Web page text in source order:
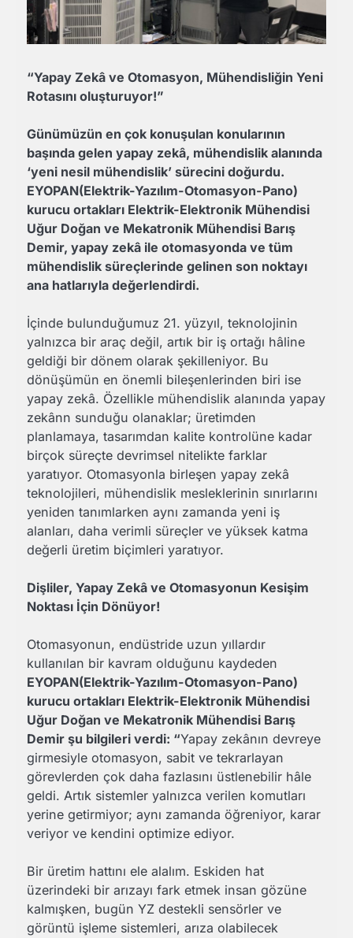
“Yapay Zekâ ve Otomasyon, Mühendisliğin Yeni
Rotasını oluşturuyor!”
Günümüzün en çok konuşulan konularının
başında gelen yapay zekâ, mühendislik alanında
‘yeni nesil mühendislik’ sürecini doğurdu.
EYOPAN(Elektrik-Yazılım-Otomasyon-Pano)
kurucu ortakları Elektrik-Elektronik Mühendisi
Uğur Doğan ve Mekatronik Mühendisi Barış
Demir, yapay zekâ ile otomasyonda ve tüm
mühendislik süreçlerinde gelinen son noktayı
ana hatlarıyla değerlendirdi.
İçinde bulunduğumuz 21. yüzyıl, teknolojinin
yalnızca bir araç değil, artık bir iş ortağı hâline
geldiği bir dönem olarak şekilleniyor. Bu
dönüşümün en önemli bileşenlerinden biri ise
yapay zekâ. Özellikle mühendislik alanında yapay
zekânn sunduğu olanaklar; üretimden
planlamaya, tasarımdan kalite kontrolüne kadar
birçok süreçte devrimsel nitelikte farklar
yaratıyor. Otomasyonla birleşen yapay zekâ
teknolojileri, mühendislik mesleklerinin sınırlarını
yeniden tanımlarken aynı zamanda yeni iş
alanları, daha verimli süreçler ve yüksek katma
değerli üretim biçimleri yaratıyor.
Dişliler, Yapay Zekâ ve Otomasyonun Kesişim
Noktası İçin Dönüyor!
Otomasyonun, endüstride uzun yıllardır
kullanılan bir kavram olduğunu kaydeden
EYOPAN(Elektrik-Yazılım-Otomasyon-Pano)
kurucu ortakları Elektrik-Elektronik Mühendisi
Uğur Doğan ve Mekatronik Mühendisi Barış
Demir şu bilgileri verdi: “Yapay zekânın devreye
girmesiyle otomasyon, sabit ve tekrarlayan
görevlerden çok daha fazlasını üstlenebilir hâle
geldi. Artık sistemler yalnızca verilen komutları
yerine getirmiyor; aynı zamanda öğreniyor, karar
veriyor ve kendini optimize ediyor.
Bir üretim hattını ele alalım. Eskiden hat
üzerindeki bir arızayı fark etmek insan gözüne
kalmışken, bugün YZ destekli sensörler ve
görüntü işleme sistemleri, arıza olabilecek